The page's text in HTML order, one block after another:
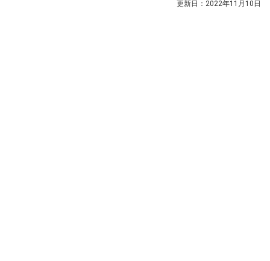
更新日： 2022年11月10日